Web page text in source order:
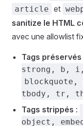
article et
sanitize le HTML
avec une allowlist
Tags préservés
strong, b,
tbody, tr,
Tags strippés :
object,